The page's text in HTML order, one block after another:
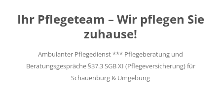
springen
Ihr Pflegeteam – Wir pflegen Sie
zuhause!
Ambulanter Pflegedienst *** Pflegeberatung und
Beratungsgespräche §37.3 SGB XI (Pflegeversicherung) für
Schauenburg & Umgebung